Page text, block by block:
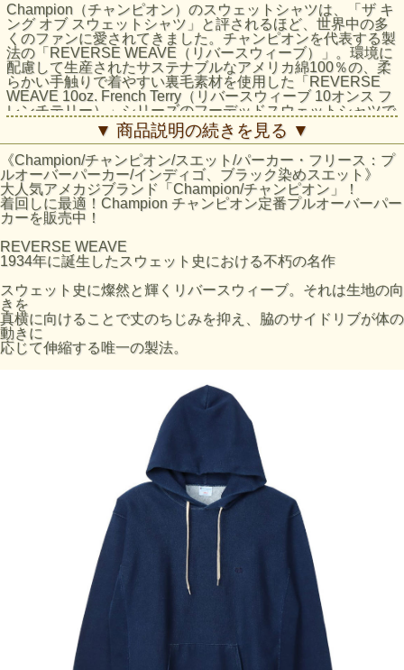
Champion（チャンピオン）のスウェットシャツは、「ザ キ
ング オブ スウェットシャツ」と評されるほど、世界中の多
くのファンに愛されてきました。チャンピオンを代表する製
法の「REVERSE WEAVE（リバースウィーブ）」。環境に
配慮して生産されたサステナブルなアメリカ綿100％の、柔
らかい手触りで着やすい裏毛素材を使用した「REVERSE
WEAVE 10oz. French Terry（リバースウィーブ 10オンス フ
レンチテリー）」シリーズのフーデッドスウェットシャツで
す。本来は縦方向に使われる生地を横方向に使用する
「REVERSE WEAVE」製法によって縦の生地の縮みを防ぐ
と同時に、両脇に「EXPANSION GUSSET（エクスパンシ
ョンガゼット）」を付けることで横の縮みへの影響を少なく
し、動きやすさに配慮しています。身幅、肩幅にゆとりを持
たせたリラックスフィット。生地に使用している糸の染料
は、オフブラックには黒硫化染料、インディゴにはインディ
ゴ染料を使用。いずれも「ロープ染色」という染色法により
糸の芯が白いまま残っているため、着用を繰り返すうち、デ
ニムと同様に白い部分が少しずつ表に現れるなど、生地の表
情の変化を楽しむことができます。左胸にボディと同色のC
ロゴ刺繍入り。シーンやシーズンを選ばず着用できるユーテ
ィリティアイテムです。
Item Number: C3-C110
シリーズ: メンズ/リバースウィーブ
素材：Reverse Weave 10oz French Terry、コットン100%
製造国：カンボジア
USA Grown Cotton、Embroidery
肩幅 (cm)
58 47
72 60
サイズはアメリカ企画サイズではなく、日本企画サイズで
実際のサイズと若干の誤差が生じる場合がございます。
弊社では±2cmまでを許容範囲としております。
洗濯により若干の縮みがございます。
モニタなどの環境で、写真と実際の商品とは色が多少異なる
場合があります。
▼ 商品説明の続きを見る ▼
《Champion/チャンピオン/スエット/パーカー・フリース：プ
ルオーバーパーカー/インディゴ、ブラック染めスエット》
大人気アメカジブランド「Champion/チャンピオン」！
着回しに最適！Champion チャンピオン定番プルオーバーパー
カーを販売中！
REVERSE WEAVE
1934年に誕生したスウェット史における不朽の名作
スウェット史に燦然と輝くリバースウィーブ。それは生地の向
きを
真横に向けることで丈のちじみを抑え、脇のサイドリブが体の
動きに
応じて伸縮する唯一の製法。